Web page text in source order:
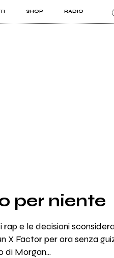
SHOP RADIO
per niente
e le decisioni
X Factor per ora senza
di Morgan...